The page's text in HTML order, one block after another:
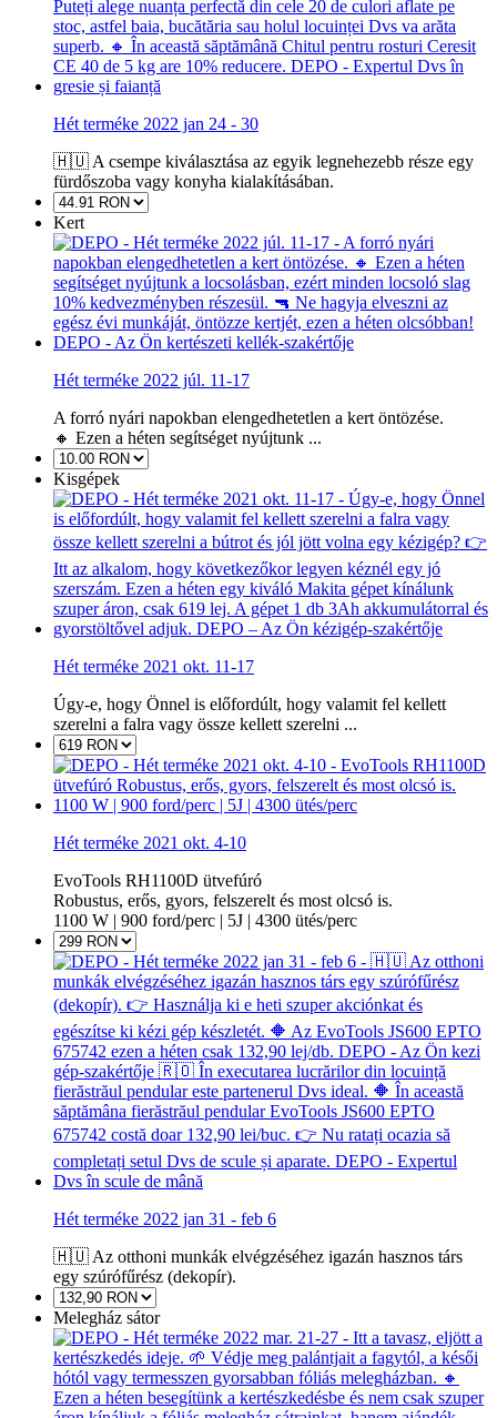
Hét terméke 2022 jan 24 - 30
🇭🇺 A csempe kiválasztása az egyik legnehezebb része egy
fürdőszoba vagy konyha kialakításában.
Kert
Hét terméke 2022 júl. 11-17
A forró nyári napokban elengedhetetlen a kert öntözése.
🔸 Ezen a héten segítséget nyújtunk ...
Kisgépek
Hét terméke 2021 okt. 11-17
Úgy-e, hogy Önnel is előfordúlt, hogy valamit fel kellett
szerelni a falra vagy össze kellett szerelni ...
Hét terméke 2021 okt. 4-10
EvoTools RH1100D ütvefúró
Robustus, erős, gyors, felszerelt és most olcsó is.
1100 W | 900 ford/perc | 5J | 4300 ütés/perc
Hét terméke 2022 jan 31 - feb 6
🇭🇺 Az otthoni munkák elvégzéséhez igazán hasznos társ
egy szúrófűrész (dekopír).
Melegház sátor